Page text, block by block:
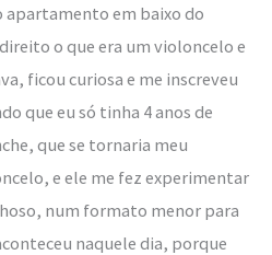
apartamento em baixo do
o que era um violoncelo e
ficou curiosa e me inscreveu
que eu só tinha 4 anos de
que se tornaria meu
e ele me fez experimentar
num formato menor para
naquele dia, porque